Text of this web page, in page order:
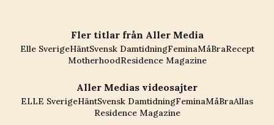
Fler titlar från Aller Media
Elle SverigeHäntSvensk DamtidningFeminaMåBraRecept
MotherhoodResidence Magazine
Aller Medias videosajter
ELLE SverigeHäntSvensk DamtidningFeminaMåBraAllas
Residence Magazine